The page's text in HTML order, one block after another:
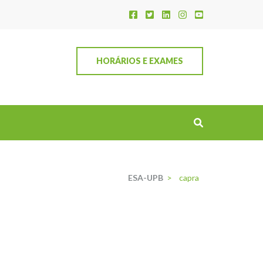
HORÁRIOS E EXAMES
ESA-UPB > capra